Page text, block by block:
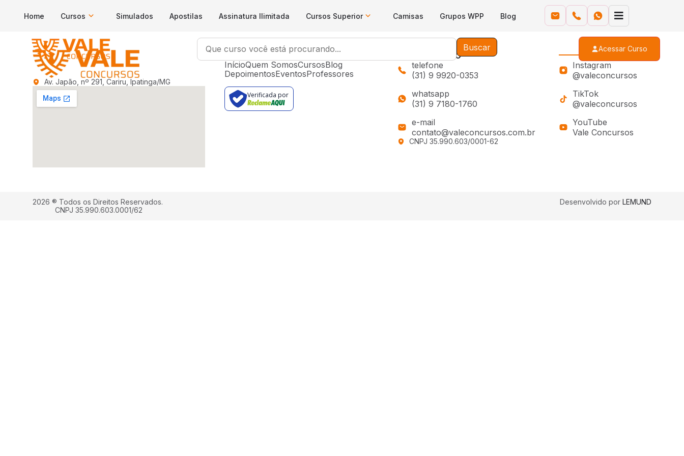
Home Cursos Simulados Apostilas Assinatura Ilimitada Cursos Superior Camisas Grupos WPP Blog
Buscar Acessar Curso
Av. Japão, nº 291, Cariru, Ipatinga/MG
Menu
InícioQuem SomosCursosBlog
DepoimentosEventosProfessores
Verificada por
Contato
telefone
(31) 9 9920-0353
whatsapp
(31) 9 7180-1760
e-mail
contato@valeconcursos.com.br
CNPJ 35.990.603/0001-62
Siga-nos
Instagram
@valeconcursos
TikTok
@valeconcursos
YouTube
Vale Concursos
2026 ® Todos os Direitos Reservados.
CNPJ 35.990.603.0001/62
Desenvolvido por LEMUND